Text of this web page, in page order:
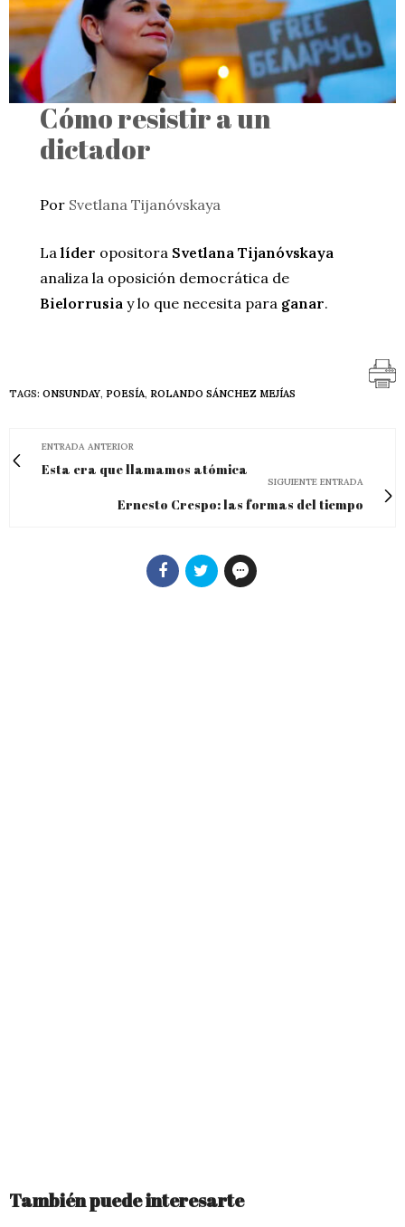
Cómo resistir a un
dictador
Por Svetlana Tijanóvskaya
Lalíder opositora Svetlana Tijanóvskaya
analiza la oposición democrática de
Bielorrusia y lo que necesita para ganar.
TAGS: ONSUNDAY, POESÍA, ROLANDO SÁNCHEZ MEJÍAS
ENTRADA ANTERIOR
Esta era que llamamos atómica
SIGUIENTE ENTRADA
Ernesto Crespo: las formas del tiempo
También puede interesarte